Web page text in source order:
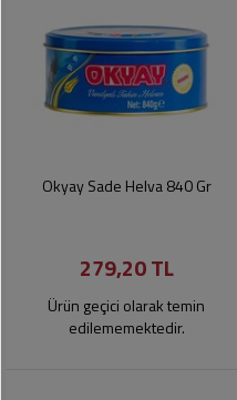
Okyay Sade Helva 840 Gr
279,20 TL
Ürün geçici olarak temin
edilememektedir.